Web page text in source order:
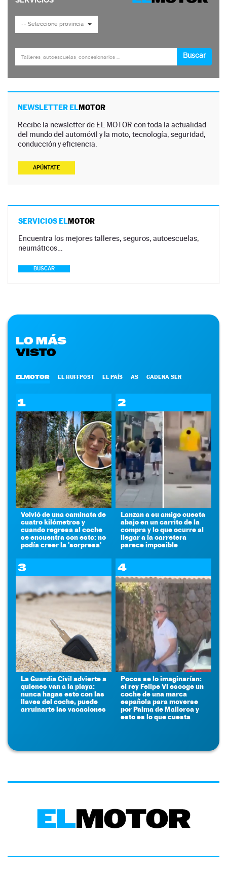
NEWSLETTER ELMOTOR
Recibe la newsletter de EL MOTOR con toda la actualidad
del mundo del automóvil y la moto, tecnología, seguridad,
conducción y eficiencia.
APÚNTATE
SERVICIOS ELMOTOR
Encuentra los mejores talleres, seguros, autoescuelas,
neumáticos…
BUSCAR
LO MÁS
VISTO
ELMOTOR EL HUFFPOST EL PAÍS AS CADENA SER
1
Volvió de una caminata de
cuatro kilómetros y
cuando regresa al coche
se encuentra con esto: no
podía creer la 'sorpresa'
2
Lanzan a su amigo cuesta
abajo en un carrito de la
compra y lo que ocurre al
llegar a la carretera
parece imposible
3
La Guardia Civil advierte a
quienes van a la playa:
nunca hagas esto con las
llaves del coche, puede
arruinarte las vacaciones
4
Pocos se lo imaginarían:
el rey Felipe VI escoge un
coche de una marca
española para moverse
por Palma de Mallorca y
esto es lo que cuesta